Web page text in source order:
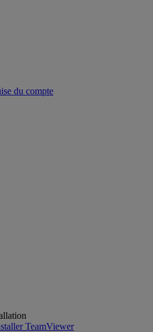
du compte
TeamViewer